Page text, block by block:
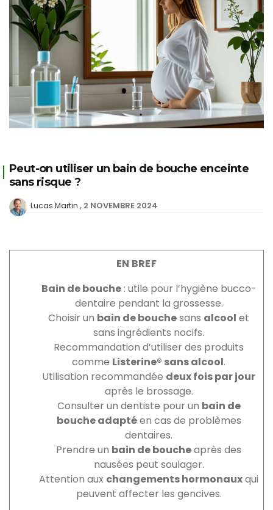
Peut-on utiliser un bain de bouche enceinte
sans risque ?
Lucas Martin 2 NOVEMBRE 2024
EN BREF
Bain de bouche: utile pour l’hygiène bucco-
dentaire pendant la grossesse.
Choisir un bain de bouchesans alcool et
sans ingrédients nocifs.
Recommandation d’utiliser des produits
comme Listerine® sans alcool.
Utilisation recommandée deux fois par jour
après le brossage.
Consulter un dentiste pour un bain de
bouche adaptéen cas de problèmes
dentaires.
Prendre un bain de boucheaprès des
nausées peut soulager.
Attention aux changements hormonauxqui
peuvent affecter les gencives.